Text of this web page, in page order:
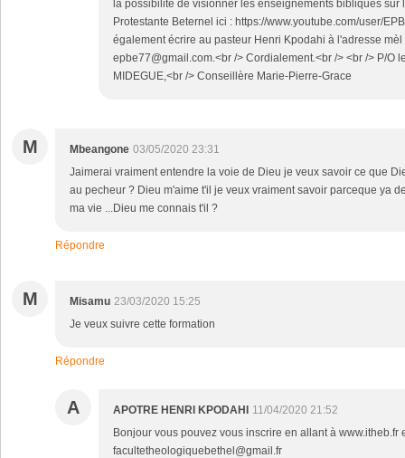
la possibilité de visionner les enseignements bibliques sur
Protestante Beternel ici : https://www.youtube.com/user/
également écrire au pasteur Henri Kpodahi à l'adresse mèl
epbe77@gmail.com.<br /> Cordialement.<br /> <br /> P/O
MIDEGUE,<br /> Conseillère Marie-Pierre-Grace
M Mbeangone 03/05/2020 23:31
Jaimerai vraiment entendre la voie de Dieu je veux savoir ce que
au pecheur ? Dieu m'aime t'il je veux vraiment savoir parceque ya
ma vie ...Dieu me connais t'il ?
Répondre
M Misamu 23/03/2020 15:25
Je veux suivre cette formation
Répondre
A APOTRE HENRI KPODAHI
11/04/2020 21:52
Bonjour vous pouvez vous inscrire en allant à www.itheb.fr
facultetheologiquebethel@gmail.fr